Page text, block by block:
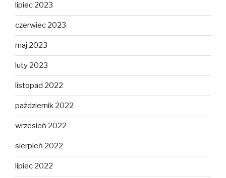
lipiec 2023
czerwiec 2023
maj 2023
luty 2023
listopad 2022
październik 2022
wrzesień 2022
sierpień 2022
lipiec 2022